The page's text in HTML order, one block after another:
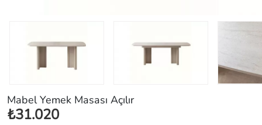
Mabel Yemek Masası Açılır
₺31.020